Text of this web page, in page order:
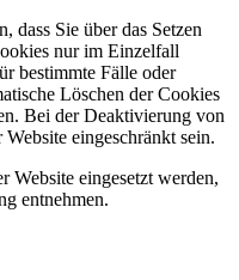
dass Sie über das Setzen
nur im Einzelfall
bestimmte Fälle oder
Löschen der Cookies
Bei der Deaktivierung von
eingeschränkt sein.
Website eingesetzt werden,
entnehmen.